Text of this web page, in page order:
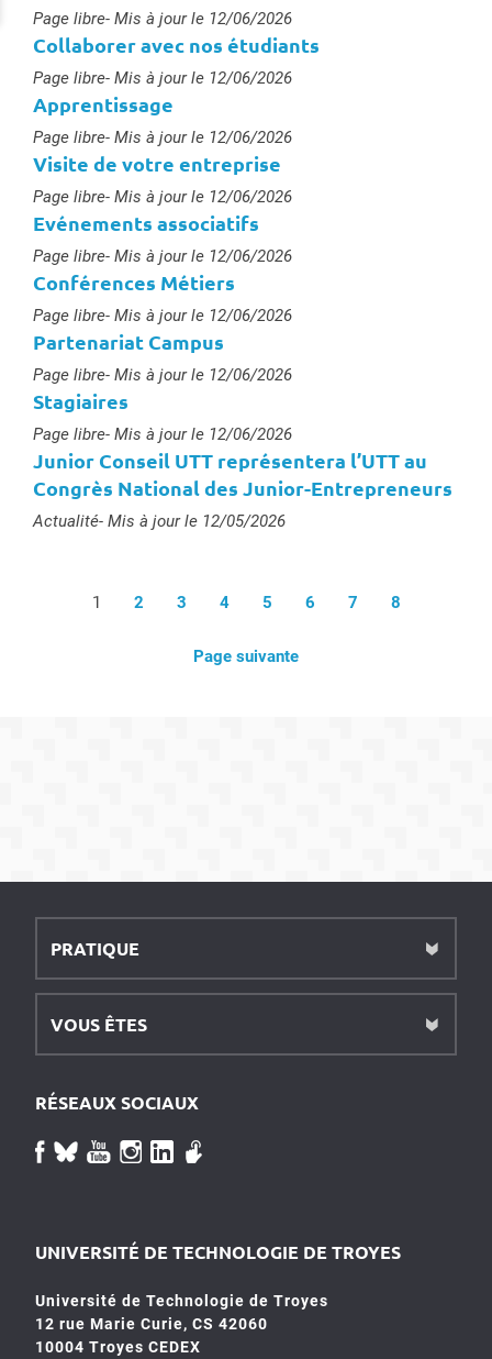
Type :
Page libre- Mis à jour le 12/06/2026
Collaborer avec nos étudiants
Type :
Page libre- Mis à jour le 12/06/2026
Apprentissage
Type :
Page libre- Mis à jour le 12/06/2026
Visite de votre entreprise
Type :
Page libre- Mis à jour le 12/06/2026
Evénements associatifs
Type :
Page libre- Mis à jour le 12/06/2026
Conférences Métiers
Type :
Page libre- Mis à jour le 12/06/2026
Partenariat Campus
Type :
Page libre- Mis à jour le 12/06/2026
Stagiaires
Type :
Page libre- Mis à jour le 12/06/2026
Junior Conseil UTT représentera l’UTT au
Congrès National des Junior-Entrepreneurs
Type :
Actualité- Mis à jour le 12/05/2026
1 2 3 4 5 6 7 8
Page suivante
PRATIQUE
VOUS ÊTES
RÉSEAUX SOCIAUX
UNIVERSITÉ DE TECHNOLOGIE DE TROYES
Université de Technologie de Troyes
12 rue Marie Curie, CS 42060
10004 Troyes CEDEX